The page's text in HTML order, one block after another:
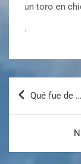
un toro en
.
Qué fue de